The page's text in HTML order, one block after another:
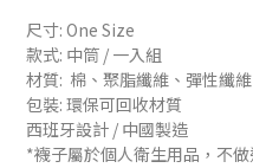
尺寸: One Size
款式: 中筒 / 一入組
材質:  棉、聚脂纖維、彈性纖
包裝: 環保可回收材質
西班牙設計 / 中國製造
*襪子屬於個人衛生用品，不